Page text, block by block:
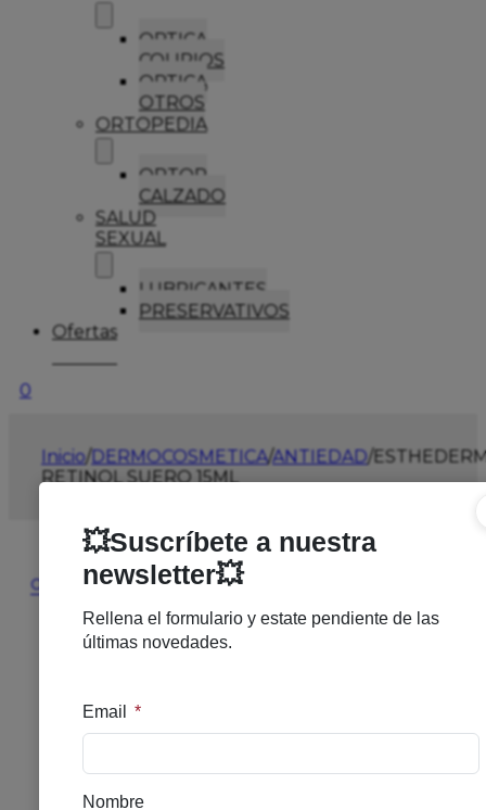
OPTICA
COLIRIOS
OPTICA
OTROS
ORTOPEDIA
ORTOP
CALZADO
SALUD
SEXUAL
LUBRICANTES
PRESERVATIVOS
Ofertas
0
Inicio/DERMOCOSMETICA/ANTIEDAD/
RETINOL SUERO 15ML
🔍